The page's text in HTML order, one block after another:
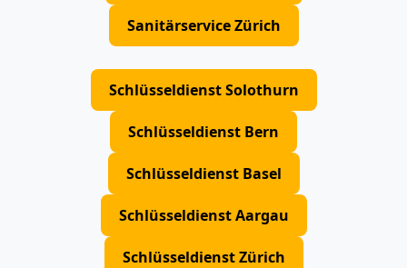
Sanitärservice Zürich
Schlüsseldienst Solothurn
Schlüsseldienst Bern
Schlüsseldienst Basel
Schlüsseldienst Aargau
Schlüsseldienst Zürich